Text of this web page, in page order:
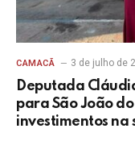
CAMACÃ 3 de julho de
Deputada
para São João
investimentos na